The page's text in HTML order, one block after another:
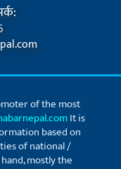
of the most
It is
based on
of national /
mostly the